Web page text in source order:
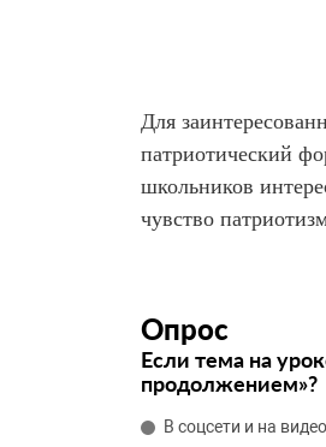
Для
патриотический
школьников
чувство
Опрос
Если тема на
продолжением»?
В соцсети и на